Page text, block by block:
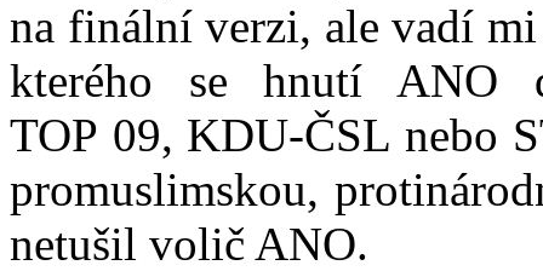
na finální verzi, ale vadí
kterého se hnutí ANO
TOP 09, KDU-ČSL nebo
promuslimskou,
netušil volič ANO.